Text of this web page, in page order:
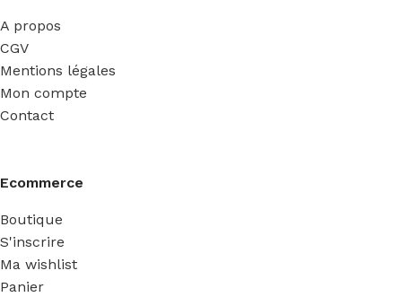
A propos
CGV
Mentions légales
Mon compte
Contact
Ecommerce
Boutique
S'inscrire
Ma wishlist
Panier